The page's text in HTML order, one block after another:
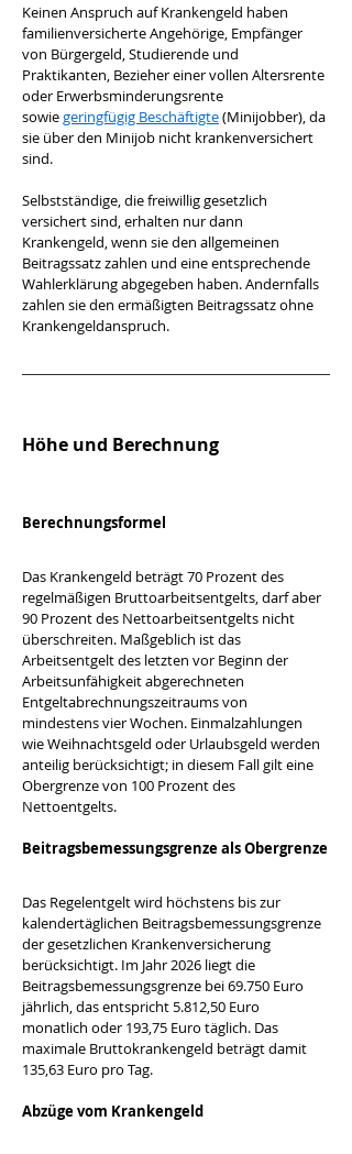
Keinen Anspruch auf Krankengeld haben
familienversicherte Angehörige, Empfänger
von Bürgergeld, Studierende und
Praktikanten, Bezieher einer vollen Altersrente
oder Erwerbsminderungsrente
sowie geringfügig Beschäftigte (Minijobber), da
sie über den Minijob nicht krankenversichert
sind.
Selbstständige, die freiwillig gesetzlich
versichert sind, erhalten nur dann
Krankengeld, wenn sie den allgemeinen
Beitragssatz zahlen und eine entsprechende
Wahlerklärung abgegeben haben. Andernfalls
zahlen sie den ermäßigten Beitragssatz ohne
Krankengeldanspruch.
Höhe und Berechnung
Berechnungsformel
Das Krankengeld beträgt 70 Prozent des
regelmäßigen Bruttoarbeitsentgelts, darf aber
90 Prozent des Nettoarbeitsentgelts nicht
überschreiten. Maßgeblich ist das
Arbeitsentgelt des letzten vor Beginn der
Arbeitsunfähigkeit abgerechneten
Entgeltabrechnungszeitraums von
mindestens vier Wochen. Einmalzahlungen
wie Weihnachtsgeld oder Urlaubsgeld werden
anteilig berücksichtigt; in diesem Fall gilt eine
Obergrenze von 100 Prozent des
Nettoentgelts.
Beitragsbemessungsgrenze als Obergrenze
Das Regelentgelt wird höchstens bis zur
kalendertäglichen Beitragsbemessungsgrenze
der gesetzlichen Krankenversicherung
berücksichtigt. Im Jahr 2026 liegt die
Beitragsbemessungsgrenze bei 69.750 Euro
jährlich, das entspricht 5.812,50 Euro
monatlich oder 193,75 Euro täglich. Das
maximale Bruttokrankengeld beträgt damit
135,63 Euro pro Tag.
Abzüge vom Krankengeld